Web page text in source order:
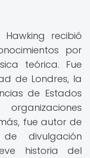
recibió
por
teórica. Fue
de Londres, la
de Estados
fue autor de
divulgación
historia del